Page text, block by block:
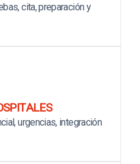
cita, preparación y
urgencias, integración